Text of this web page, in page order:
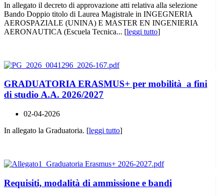
In allegato il decreto di approvazione atti relativa alla selezione
Bando Doppio titolo di Laurea Magistrale in INGEGNERIA
AEROSPAZIALE (UNINA) E MASTER EN INGENIERIA
AERONAUTICA (Escuela Tecnica... [leggi tutto]
GRADUATORIA ERASMUS+ per mobilità a fini
di studio A.A. 2026/2027
02-04-2026
In allegato la Graduatoria. [leggi tutto]
Requisiti, modalità di ammissione e bandi